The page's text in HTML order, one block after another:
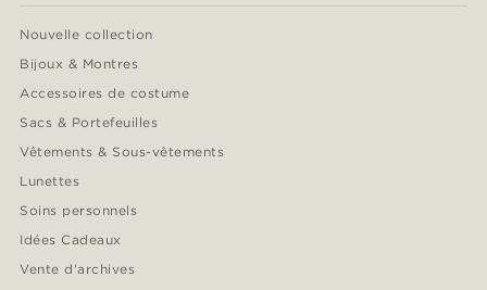
Nouvelle collection
Bijoux & Montres
Accessoires de costume
Sacs & Portefeuilles
Vêtements & Sous-vêtements
Lunettes
Soins personnels
Idées Cadeaux
Vente d'archives